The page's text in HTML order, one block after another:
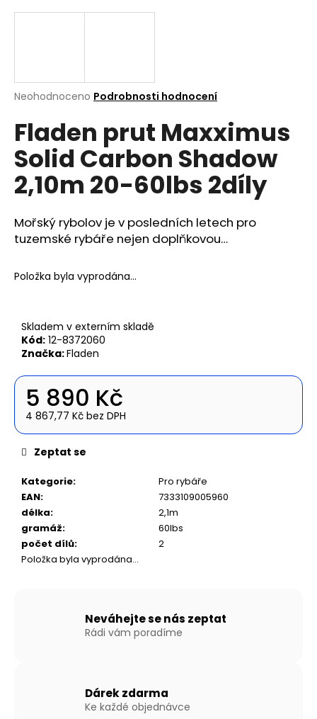
Průměrné
produktu
je
0,0
z
5
hvězdiček.
Neohodnoceno Podrobnosti hodnocení
Fladen prut Maxximus
Solid Carbon Shadow
2,10m 20-60lbs 2díly
Mořský rybolov je v posledních letech pro
tuzemské rybáře nejen doplňkovou…
Položka byla vyprodána…
Skladem v externím skladě
Kód: 12-8372060
Značka:Fladen
5 890 Kč
4 867,77 Kč bez DPH
Kategorie:
Pro rybáře
EAN:
7333109005960
délka:
2,1m
gramáž:
60lbs
počet dílů:
2
Položka byla vyprodána…
Zeptat se
Neváhejte se nás zeptat
Rádi vám poradíme
Dárek zdarma
Ke každé objednávce
a
?
Hledat
D
o
o
č
u
m
NAFUKOVACÍ
ČLUN
BOATS
RY-
BD270
ZELENÉ
BARVĚ
NAFUKOVACÍ